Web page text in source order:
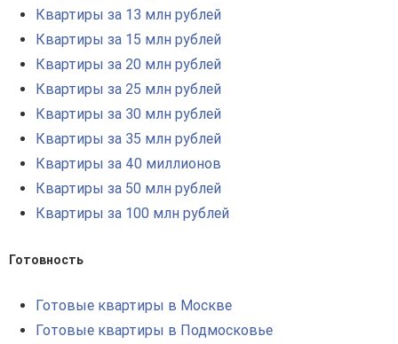
Квартиры за 13 млн рублей
Квартиры за 15 млн рублей
Квартиры за 20 млн рублей
Квартиры за 25 млн рублей
Квартиры за 30 млн рублей
Квартиры за 35 млн рублей
Квартиры за 40 миллионов
Квартиры за 50 млн рублей
Квартиры за 100 млн рублей
Готовность
Готовые квартиры в Москве
Готовые квартиры в Подмосковье